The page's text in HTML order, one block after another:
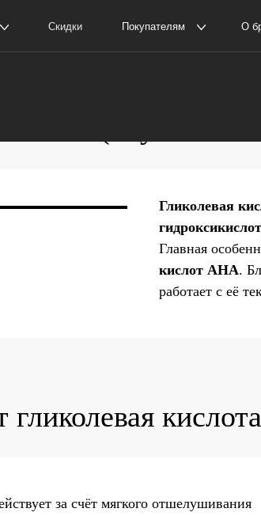
Гликолевая
Главная
кислот AHA.
работает с её
гликолевая кислота
за счёт мягкого отшелушивания
Скидки Покупателям О бренде